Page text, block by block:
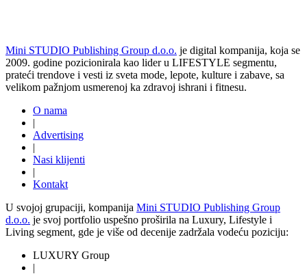
Mini STUDIO Publishing Group d.o.o. je digital kompanija, koja se
2009. godine pozicionirala kao lider u LIFESTYLE segmentu,
prateći trendove i vesti iz sveta mode, lepote, kulture i zabave, sa
velikom pažnjom usmerenoj ka zdravoj ishrani i fitnesu.
O nama
|
Advertising
|
Nasi klijenti
|
Kontakt
U svojoj grupaciji, kompanija Mini STUDIO Publishing Group
d.o.o. je svoj portfolio uspešno proširila na Luxury, Lifestyle i
Living segment, gde je više od decenije zadržala vodeću poziciju:
LUXURY Group
|